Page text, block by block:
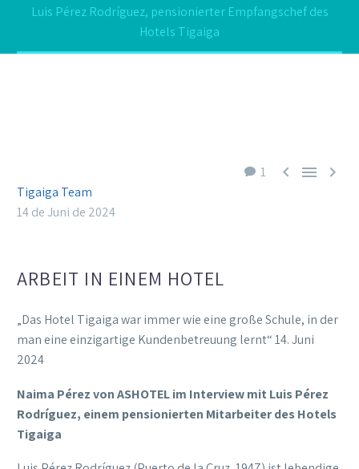
Luis Pérez Rodríguez, pensionierter Empfangschef des
Hotels Tigaiga
1   
Tigaiga Team
14 de Juni de 2024
ARBEIT IN EINEM HOTEL
„Das Hotel Tigaiga war immer wie eine große Schule, in der
man eine einzigartige Kundenbetreuung lernt“ 14. Juni
2024
Naima Pérez von ASHOTEL im Interview mit Luis Pérez
Rodríguez, einem pensionierten Mitarbeiter des Hotels
Tigaiga